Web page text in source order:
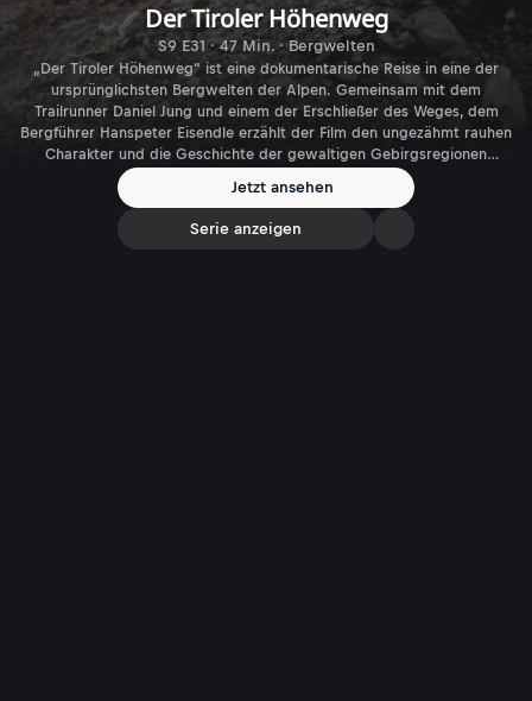
Der Tiroler Höhenweg
S9 E31 · 47 Min. · Bergwelten
„Der Tiroler Höhenweg“ ist eine dokumentarische Reise in eine der
ursprünglichsten Bergwelten der Alpen. Gemeinsam mit dem
Trailrunner Daniel Jung und einem der Erschließer des Weges, dem
Bergführer Hanspeter Eisendle erzählt der Film den ungezähmt rauhen
Charakter und die Geschichte der gewaltigen Gebirgsregionen
entlang der Grenze zwischen Österreich und Südtirol.
Jetzt ansehen
Serie anzeigen